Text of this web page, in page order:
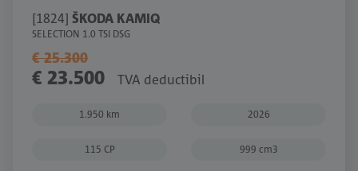
[1824] ŠKODA KAMIQ
SELECTION 1.0 TSI DSG
€ 25.300
€ 23.500 TVA deductibil
1.950 km 2026
115 CP 999 cm3